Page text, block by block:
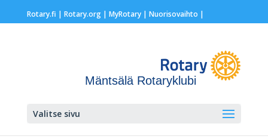
Rotary.fi | Rotary.org| MyRotary | Nuorisovaihto |
Mäntsälä Rotaryklubi
Valitse sivu